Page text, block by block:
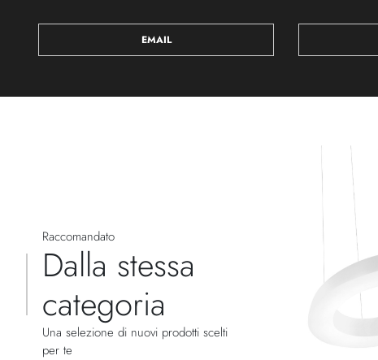
EMAIL
Raccomandato
Dalla stessa
categoria
Una selezione di nuovi prodotti scelti
per te